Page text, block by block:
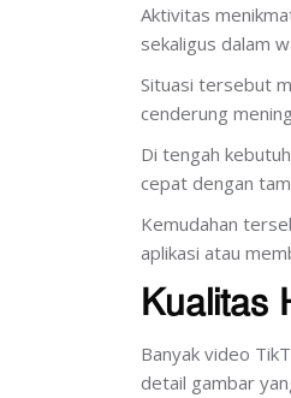
Aktivitas
sekaligus dalam
Situasi tersebut
cenderung
Di tengah
cepat dengan
Kemudahan
aplikasi atau
Kualitas
Banyak video
detail gambar